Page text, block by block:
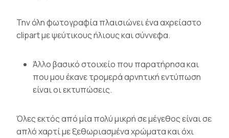
Την όλη φωτογραφία πλαισιώνει ένα αχρείαστο
clipart με ψεύτικους ήλιους και σύννεφα.
Άλλο βασικό στοιχείο που παρατήρησα και
που μου έκανε τρομερά αρνητική εντύπωση
είναι οι εκτυπώσεις.
Όλες εκτός από μία πολύ μικρή σε μέγεθος είναι σε
απλό χαρτί με ξεθωριασμένα χρώματα και όχι